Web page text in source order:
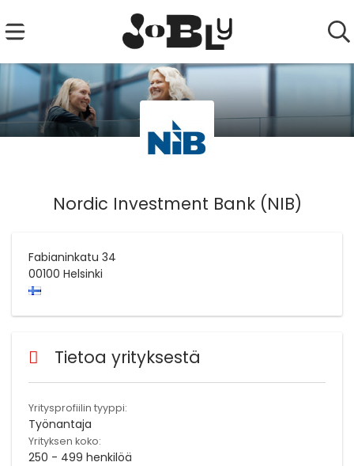
Nordic Investment Bank (NIB)
Fabianinkatu 34
00100 Helsinki
Tietoa yrityksestä
Yritysprofiilin tyyppi:
Työnantaja
Yrityksen koko:
250 - 499 henkilöä